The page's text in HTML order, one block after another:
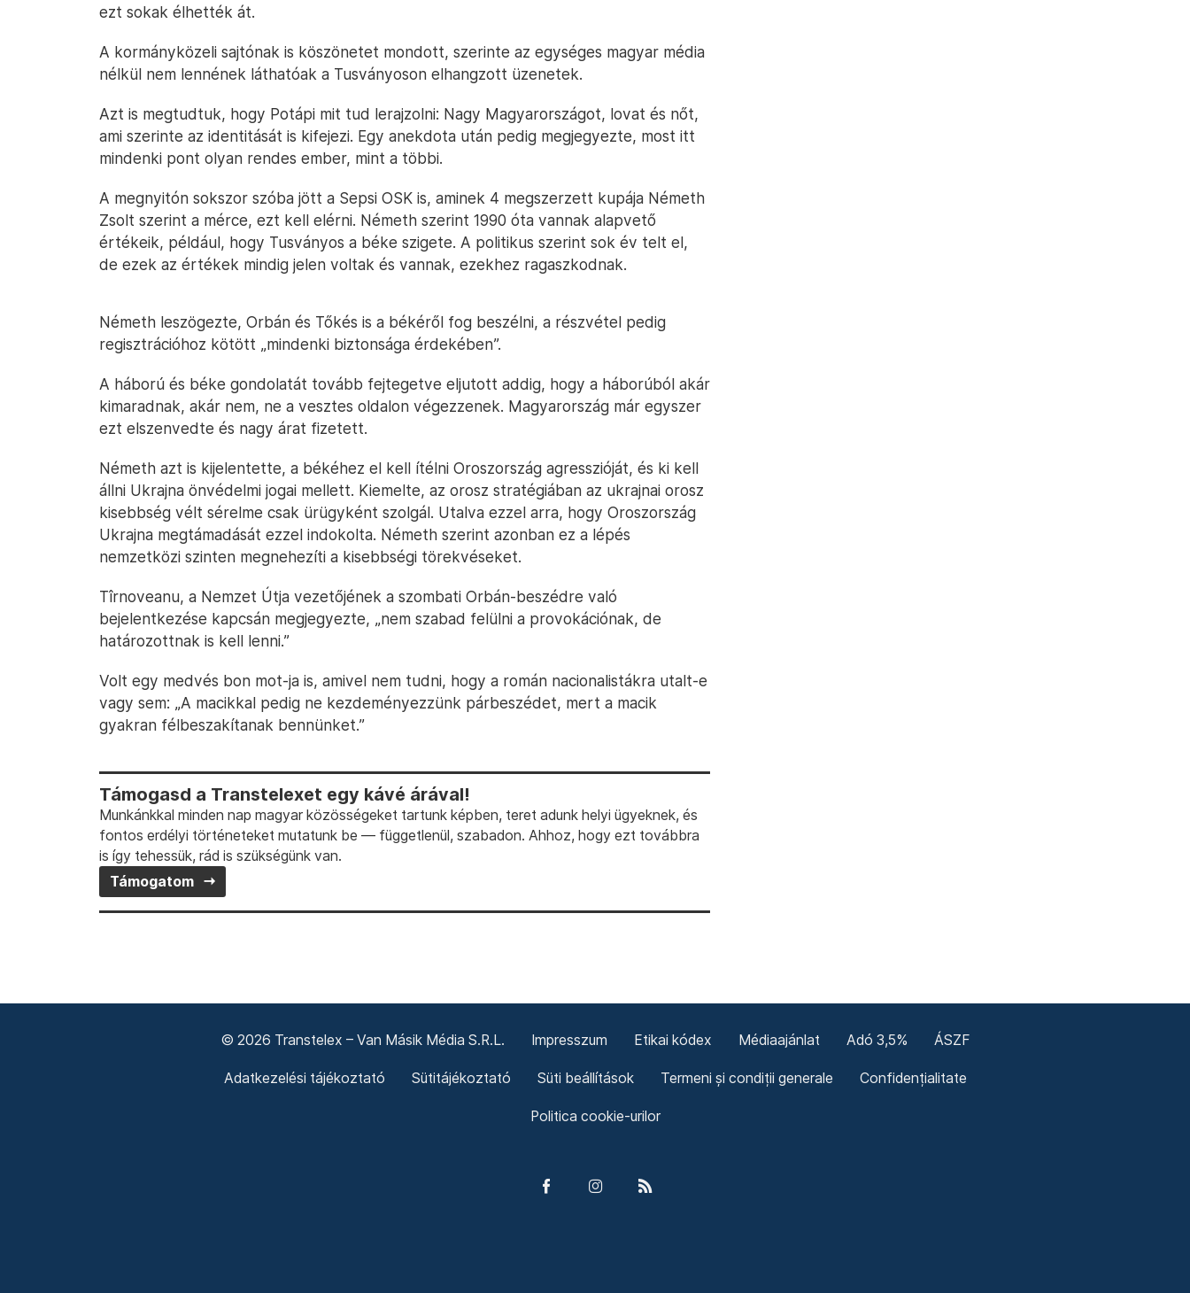
ezt sokak élhették át.
A kormányközeli sajtónak is köszönetet mondott, szerinte az egységes magyar média
nélkül nem lennének láthatóak a Tusványoson elhangzott üzenetek.
Azt is megtudtuk, hogy Potápi mit tud lerajzolni: Nagy Magyarországot, lovat és nőt,
ami szerinte az identitását is kifejezi. Egy anekdota után pedig megjegyezte, most itt
mindenki pont olyan rendes ember, mint a többi.
A megnyitón sokszor szóba jött a Sepsi OSK is, aminek 4 megszerzett kupája Németh
Zsolt szerint a mérce, ezt kell elérni. Németh szerint 1990 óta vannak alapvető
értékeik, például, hogy Tusványos a béke szigete. A politikus szerint sok év telt el,
de ezek az értékek mindig jelen voltak és vannak, ezekhez ragaszkodnak.
Németh leszögezte, Orbán és Tőkés is a békéről fog beszélni, a részvétel pedig
regisztrációhoz kötött „mindenki biztonsága érdekében”.
A háború és béke gondolatát tovább fejtegetve eljutott addig, hogy a háborúból akár
kimaradnak, akár nem, ne a vesztes oldalon végezzenek. Magyarország már egyszer
ezt elszenvedte és nagy árat fizetett.
Németh azt is kijelentette, a békéhez el kell ítélni Oroszország agresszióját, és ki kell
állni Ukrajna önvédelmi jogai mellett. Kiemelte, az orosz stratégiában az ukrajnai orosz
kisebbség vélt sérelme csak ürügyként szolgál. Utalva ezzel arra, hogy Oroszország
Ukrajna megtámadását ezzel indokolta. Németh szerint azonban ez a lépés
nemzetközi szinten megnehezíti a kisebbségi törekvéseket.
Tîrnoveanu, a Nemzet Útja vezetőjének a szombati Orbán-beszédre való
bejelentkezése kapcsán megjegyezte, „nem szabad felülni a provokációnak, de
határozottnak is kell lenni.”
Volt egy medvés bon mot-ja is, amivel nem tudni, hogy a román nacionalistákra utalt-e
vagy sem: „A macikkal pedig ne kezdeményezzünk párbeszédet, mert a macik
gyakran félbeszakítanak bennünket.”
Támogasd a Transtelexet egy kávé árával!
Munkánkkal minden nap magyar közösségeket tartunk képben, teret adunk helyi ügyeknek, és
fontos erdélyi történeteket mutatunk be — függetlenül, szabadon. Ahhoz, hogy ezt továbbra
is így tehessük, rád is szükségünk van.
Támogatom
© 2026 Transtelex – Van Másik Média S.R.L. Impresszum Etikai kódex Médiaajánlat Adó 3,5% ÁSZF
Adatkezelési tájékoztató Sütitájékoztató Süti beállítások Termeni și condiții generale Confidențialitate
Politica cookie-urilor